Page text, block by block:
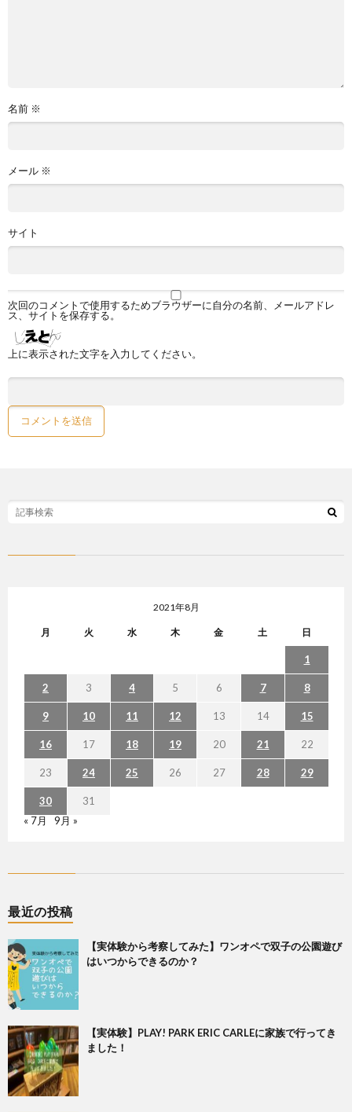
名前 ※
メール ※
サイト
次回のコメントで使用するためブラウザーに自分の名前、メールアドレ
ス、サイトを保存する。
上に表示された文字を入力してください。
2021年8月
月 火 水 木 金 土 日
1
2 3 4 5 6 7 8
9 10 11 12 13 14 15
16 17 18 19 20 21 22
23 24 25 26 27 28 29
30
31
« 7月
9月 »
最近の投稿
【実体験から考察してみた】ワンオペで双子の公園遊び
はいつからできるのか？
【実体験】PLAY! PARK ERIC CARLEに家族で行ってき
ました！